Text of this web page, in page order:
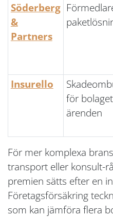
Söderberg
&
Partners
Insurello
för
ärenden
För mer komplexa
transport eller konsult-
premien sätts efter en
Företagsförsäkring
som kan jämföra flera